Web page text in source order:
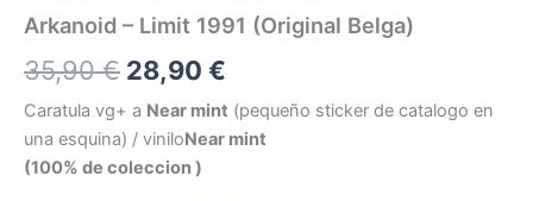
Arkanoid – Limit 1991 (Original Belga)
35,90€ El
precio
original
28,90 €
precio
actual
Caratula vg+ a Near mint (pequeño sticker de catalogo en
una esquina) / viniloNear mint
(100% de coleccion )